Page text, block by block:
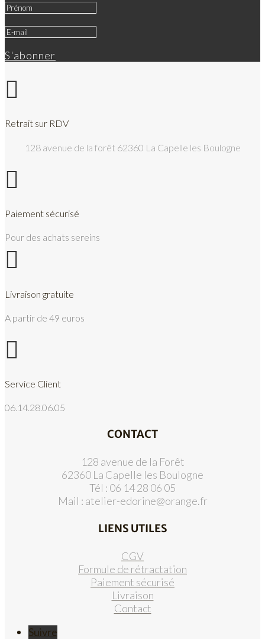
S'abonner

Retrait sur RDV
128 avenue de la forêt 62360 La Capelle les Boulogne

Paiement sécurisé
Pour des achats sereins

Livraison gratuite
A partir de 49 euros

Service Client
06.14.28.06.05
CONTACT
128 avenue de la Forêt
62360 La Capelle les Boulogne
Tél : 06 14 28 06 05
Mail : atelier-edorine@orange.fr
LIENS UTILES
CGV
Formule de rétractation
Paiement sécurisé
Livraison
Contact
Suivre